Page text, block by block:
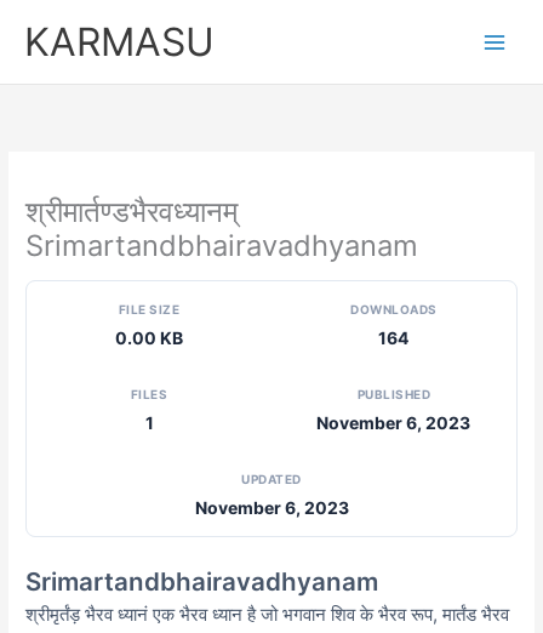
KARMASU
श्रीमार्तण्डभैरवध्यानम्
Srimartandbhairavadhyanam
FILE SIZE
0.00 KB
DOWNLOADS
164
FILES
1
PUBLISHED
November 6, 2023
UPDATED
November 6, 2023
Srimartandbhairavadhyanam
श्रीमृर्तंड़ भैरव ध्यानं एक भैरव ध्यान है जो भगवान शिव के भैरव रूप, मार्तंड भैरव